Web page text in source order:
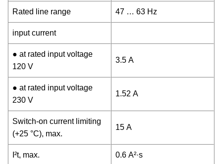
Rated line range 47 … 63 Hz
input current
● at rated input voltage
120 V
3.5 A
● at rated input voltage
230 V
1.52 A
Switch-on current limiting
(+25 °C), max.
15 A
I²t, max. 0.6 A²·s